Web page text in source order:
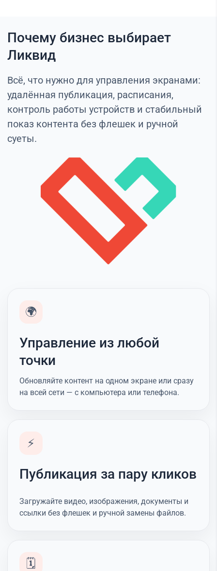
Почему бизнес выбирает
Ликвид
Всё, что нужно для управления экранами:
удалённая публикация, расписания,
контроль работы устройств и стабильный
показ контента без флешек и ручной
суеты.
🌍
Управление из любой
точки
Обновляйте контент на одном экране или сразу
на всей сети — с компьютера или телефона.
⚡
Публикация за пару кликов
Загружайте видео, изображения, документы и
ссылки без флешек и ручной замены файлов.
🗓️